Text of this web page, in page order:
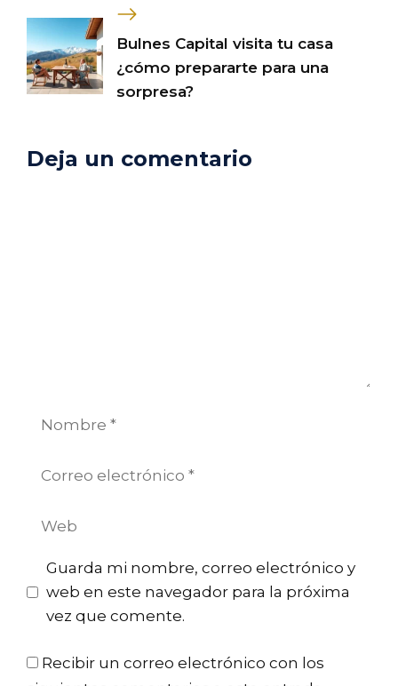
Bulnes Capital visita tu casa
¿cómo prepararte para una
sorpresa?
Deja un comentario
Nombre
Correo
Web
Guarda mi nombre, correo electrónico y
web en este navegador para la próxima
vez que comente.
Recibir un correo electrónico con los